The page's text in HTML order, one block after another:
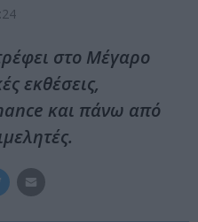
στο Μέγαρο
εκθέσεις,
και πάνω από